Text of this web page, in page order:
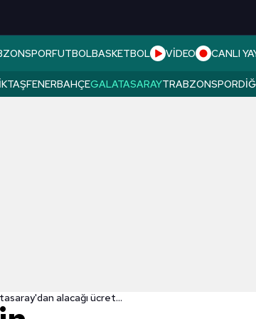
FUTBOLBASKETBOL VİDEO CANLI
FENERBAHÇEGALATASARAYTRABZONSPOR
alacağı ücret...